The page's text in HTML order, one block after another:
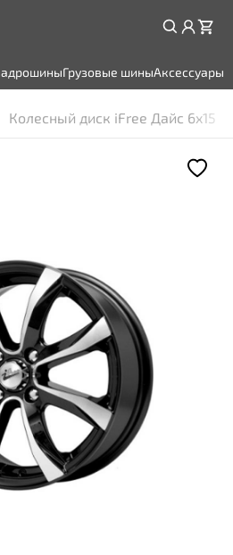
Грузовые шиныАксессуары
Колесный диск iFree Дайс 6x15